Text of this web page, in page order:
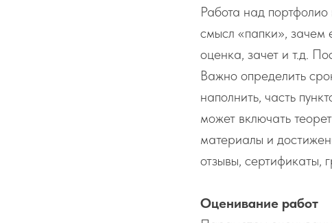
Работа над
смысл «папки», зачем
оценка, зачет и т.д.
Важно определить
наполнить, часть
может включать
материалы и
отзывы, сертификаты,
Оценивание работ